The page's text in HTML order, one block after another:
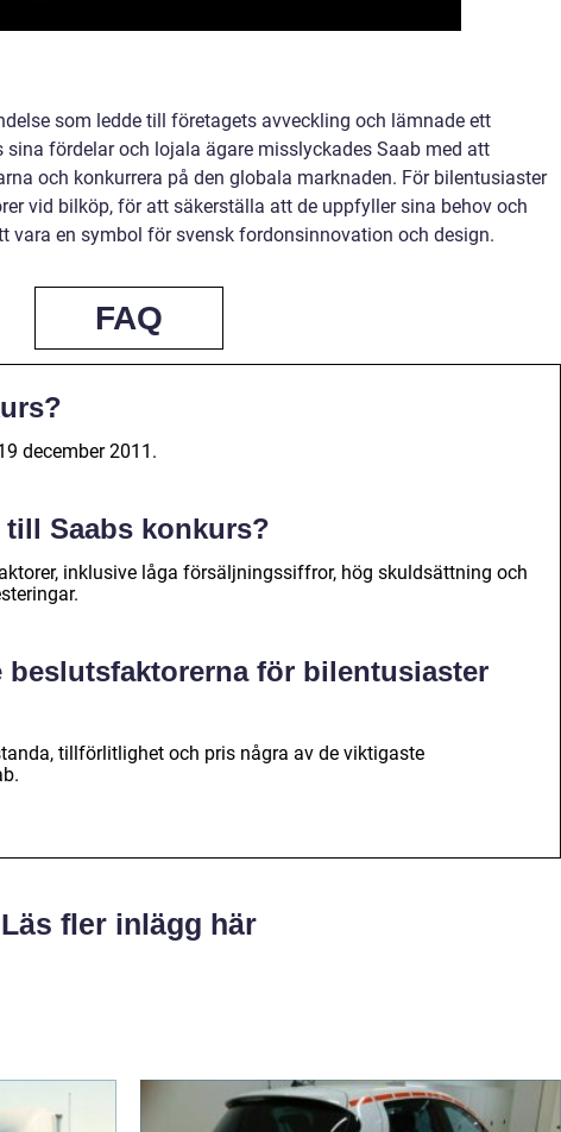
som ledde till företagets avveckling och lämnade ett
fördelar och lojala ägare misslyckades Saab med att
och konkurrera på den globala marknaden. För bilentusiaster
vid bilköp, för att säkerställa att de uppfyller sina behov och
vara en symbol för svensk fordonsinnovation och design.
FAQ
december 2011.
Saabs konkurs?
inklusive låga försäljningssiffror, hög skuldsättning och
beslutsfaktorerna för bilentusiaster
tillförlitlighet och pris några av de viktigaste
Läs fler inlägg här